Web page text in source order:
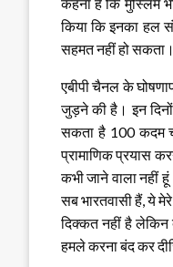
कहना है कि मुस्लिम
किया कि इनका हल
सहमत नहीं हो सकता।
एबीपी चैनल के
जुड़ने की है। इन दिनों
सकता है 100 कदम
प्रामाणिक प्रयास
कभी जाने वाला नहीं
सब भारतवासी हैं, ये
दिक्कत नहीं है लेकिन
हमले करना बंद कर